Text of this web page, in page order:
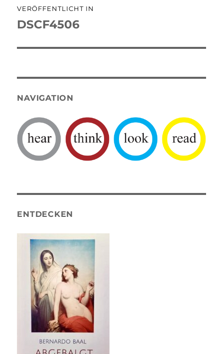
VERÖFFENTLICHT IN
DSCF4506
NAVIGATION
ENTDECKEN